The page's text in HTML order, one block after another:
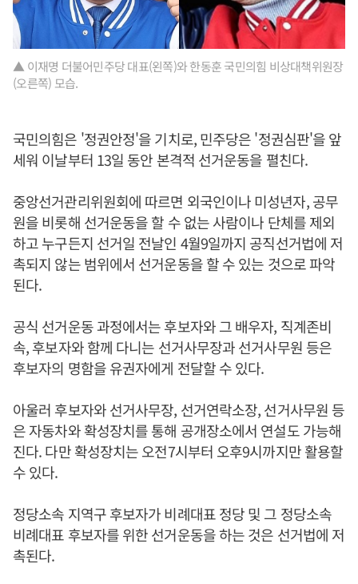
▲ 이재명 더불어민주당 대표(왼쪽)와 한동훈 국민의힘 비상대책위원장
(오른쪽) 모습.
국민의힘은 '정권안정'을 기치로, 민주당은 '정권심판'을 앞
세워 이날부터 13일 동안 본격적 선거운동을 펼친다.
중앙선거관리위원회에 따르면 외국인이나 미성년자, 공무
원을 비롯해 선거운동을 할 수 없는 사람이나 단체를 제외
하고 누구든지 선거일 전날인 4월9일까지 공직선거법에 저
촉되지 않는 범위에서 선거운동을 할 수 있는 것으로 파악
된다.
공식 선거운동 과정에서는 후보자와 그 배우자, 직계존비
속, 후보자와 함께 다니는 선거사무장과 선거사무원 등은
후보자의 명함을 유권자에게 전달할 수 있다.
아울러 후보자와 선거사무장, 선거연락소장, 선거사무원 등
은 자동차와 확성장치를 통해 공개장소에서 연설도 가능해
진다. 다만 확성장치는 오전7시부터 오후9시까지만 활용할
수 있다.
정당소속 지역구 후보자가 비례대표 정당 및 그 정당소속
비례대표 후보자를 위한 선거운동을 하는 것은 선거법에 저
촉된다.